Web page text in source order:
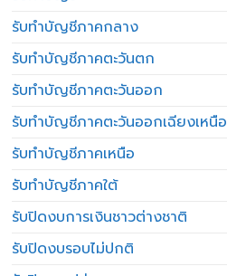
รับทำบัญชีภาคกลาง
รับทำบัญชีภาคตะวันตก
รับทำบัญชีภาคตะวันออก
รับทำบัญชีภาคตะวันออกเฉียงเหนือ
รับทำบัญชีภาคเหนือ
รับทำบัญชีภาคใต้
รับปิดงบการเงินชาวต่างชาติ
รับปิดงบรอบไม่ปกติ